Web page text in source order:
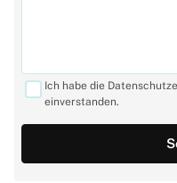
Ich habe die
einverstanden.